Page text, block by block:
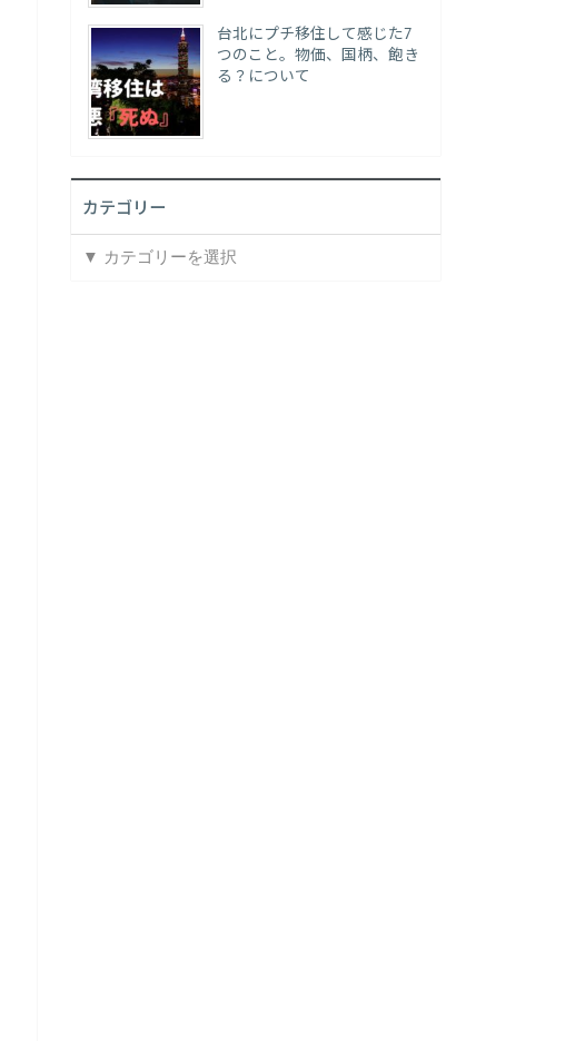
台北にプチ移住して感じた7
つのこと。物価、国柄、飽き
る？について
カテゴリー